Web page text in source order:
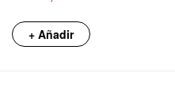
+ Añadir